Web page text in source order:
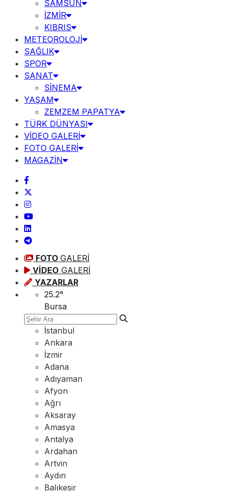
SAMSUN
İZMİR
KIBRIS
METEOROLOJİ
SAĞLIK
SPOR
SANAT
SİNEMA
YAŞAM
ZEMZEM PAPATYA
TÜRK DÜNYASI
VİDEO GALERİ
FOTO GALERİ
MAGAZİN
FOTO GALERİ
VİDEO GALERİ
YAZARLAR
25.2°
Bursa
İstanbul
Ankara
İzmir
Adana
Adıyaman
Afyon
Ağrı
Aksaray
Amasya
Antalya
Ardahan
Artvin
Aydın
Balıkesir